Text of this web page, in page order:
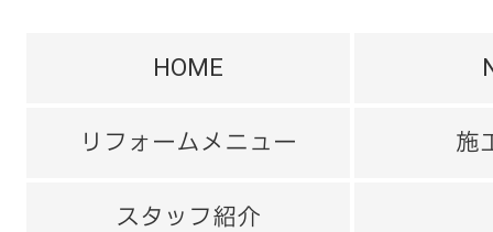
HOME
リフォームメニュー 施
スタッフ紹介